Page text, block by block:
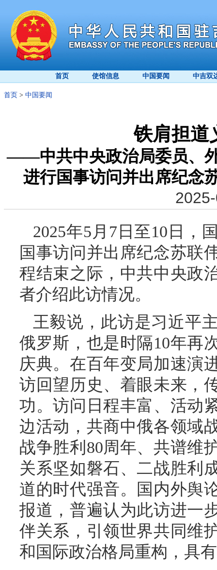
首页 使馆信息 中国要闻 中吉双
首页 > 中国要闻
铁肩担道
​——中共中央政治局委员、
进行国事访问并出席纪念
2025年5月7日至10日，
国事访问并出席纪念苏联
程结束之际，中共中央政
者介绍此访情况。
王毅说，此访是习近平
俄罗斯，也是时隔10年再
庆典。在百年变局加速演
访回望历史、着眼未来，
功。访问日程丰富、活动
边活动，共商中俄各领域
战争胜利80周年、共谱维
关系坚如磐石、二战胜利
道的时代强音。国内外舆
报道，普遍认为此访进一
伴关系，引领世界共同维
和国际政治格局重构，具